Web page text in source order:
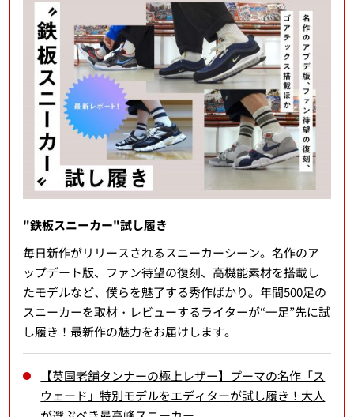
"鉄板スニーカー"試し履き
毎日新作がリリースされるスニーカーシーン。名作のア
ップデート版、ファン待望の復刻、高機能素材を搭載し
たモデルなど、僕らを魅了する秀作ばかり。年間500足の
スニーカーを取材・レビューするライターが“一足”先に試
し履き！最新作の魅力をお届けします。
【英国老舗タンナーの極上レザー】プーマの名作「ス
ウェード」特別モデルをエディターが試し履き！大人